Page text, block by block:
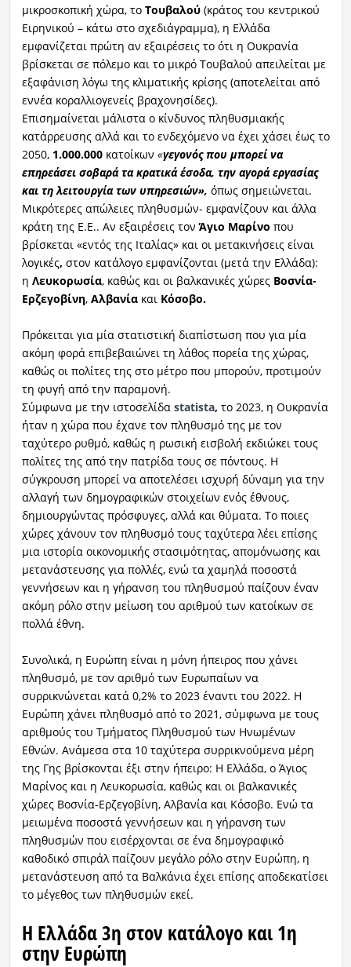
μικροσκοπική χώρα, το Τουβαλού(κράτος του κεντρικού
Ειρηνικού – κάτω στο σχεδιάγραμμα), η Ελλάδα
εμφανίζεται πρώτη αν εξαιρέσεις το ότι η Ουκρανία
βρίσκεται σε πόλεμο και το μικρό Τουβαλού απειλείται με
εξαφάνιση λόγω της κλιματικής κρίσης (αποτελείται από
εννέα κοραλλιογενείς βραχονησίδες).
Επισημαίνεται μάλιστα ο κίνδυνος πληθυσμιακής
κατάρρευσης αλλά και το ενδεχόμενο να έχει χάσει έως το
2050, 1.000.000κατοίκων «γεγονός που μπορεί να
επηρεάσει σοβαρά τα κρατικά έσοδα, την αγορά εργασίας
και τη λειτουργία των υπηρεσιών», όπως σημειώνεται.
Μικρότερες απώλειες πληθυσμών- εμφανίζουν και άλλα
κράτη της Ε.Ε.. Αν εξαιρέσεις τονΆγιο Μαρίνο που
βρίσκεται «εντός της Ιταλίας» και οι μετακινήσεις είναι
λογικές, στον κατάλογο εμφανίζονται (μετά την Ελλάδα):
η Λευκορωσία, καθώς και οι βαλκανικές χώρες Βοσνία-
Ερζεγοβίνη, Αλβανίακαι Κόσοβο.
Πρόκειται για μία στατιστική διαπίστωση που για μία
ακόμη φορά επιβεβαιώνει τη λάθος πορεία της χώρας,
καθώς οι πολίτες της στο μέτρο που μπορούν, προτιμούν
τη φυγή από την παραμονή.
Σύμφωνα με την ιστοσελίδα statista, το 2023, η Ουκρανία
ήταν η χώρα που έχανε τον πληθυσμό της με τον
ταχύτερο ρυθμό, καθώς η ρωσική εισβολή εκδιώκει τους
πολίτες της από την πατρίδα τους σε πόντους. Η
σύγκρουση μπορεί να αποτελέσει ισχυρή δύναμη για την
αλλαγή των δημογραφικών στοιχείων ενός έθνους,
δημιουργώντας πρόσφυγες, αλλά και θύματα. Το ποιες
χώρες χάνουν τον πληθυσμό τους ταχύτερα λέει επίσης
μια ιστορία οικονομικής στασιμότητας, απομόνωσης και
μετανάστευσης για πολλές, ενώ τα χαμηλά ποσοστά
γεννήσεων και η γήρανση του πληθυσμού παίζουν έναν
ακόμη ρόλο στην μείωση του αριθμού των κατοίκων σε
πολλά έθνη.
Συνολικά, η Ευρώπη είναι η μόνη ήπειρος που χάνει
πληθυσμό, με τον αριθμό των Ευρωπαίων να
συρρικνώνεται κατά 0,2% το 2023 έναντι του 2022. Η
Ευρώπη χάνει πληθυσμό από το 2021, σύμφωνα με τους
αριθμούς του Τμήματος Πληθυσμού των Ηνωμένων
Εθνών. Ανάμεσα στα 10 ταχύτερα συρρικνούμενα μέρη
της Γης βρίσκονται έξι στην ήπειρο: Η Ελλάδα, ο Άγιος
Μαρίνος και η Λευκορωσία, καθώς και οι βαλκανικές
χώρες Βοσνία-Ερζεγοβίνη, Αλβανία και Κόσοβο. Ενώ τα
μειωμένα ποσοστά γεννήσεων και η γήρανση των
πληθυσμών που εισέρχονται σε ένα δημογραφικό
καθοδικό σπιράλ παίζουν μεγάλο ρόλο στην Ευρώπη, η
μετανάστευση από τα Βαλκάνια έχει επίσης αποδεκατίσει
το μέγεθος των πληθυσμών εκεί.
Η Ελλάδα 3η στον κατάλογο και 1η
στην Ευρώπη